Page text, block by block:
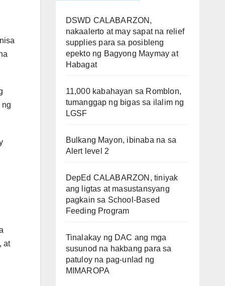
ng
at
DSWD CALABARZON,
nakaalerto at may sapat na relief
supplies para sa posibleng
epekto ng Bagyong Maymay at
Habagat
11,000 kabahayan sa Romblon,
tumanggap ng bigas sa ilalim ng
LGSF
Bulkang Mayon, ibinaba na sa
Alert level 2
DepEd CALABARZON, tiniyak
ang ligtas at masustansyang
pagkain sa School-Based
Feeding Program
Tinalakay ng DAC ang mga
susunod na hakbang para sa
patuloy na pag-unlad ng
MIMAROPA